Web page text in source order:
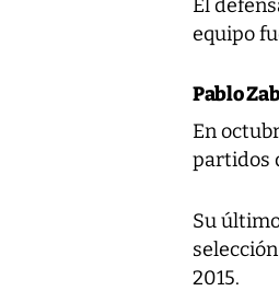
El
equipo
Pablo
En
partidos
Su
2015.